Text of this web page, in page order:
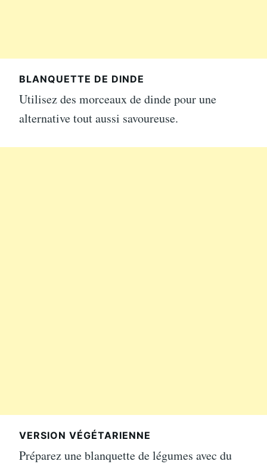
BLANQUETTE DE DINDE
Utilisez des morceaux de dinde pour une
alternative tout aussi savoureuse.
VERSION VÉGÉTARIENNE
Préparez une blanquette de légumes avec du